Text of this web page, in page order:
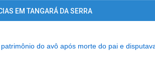
EM TANGARÁ DA SERRA
do avô após morte do pai e